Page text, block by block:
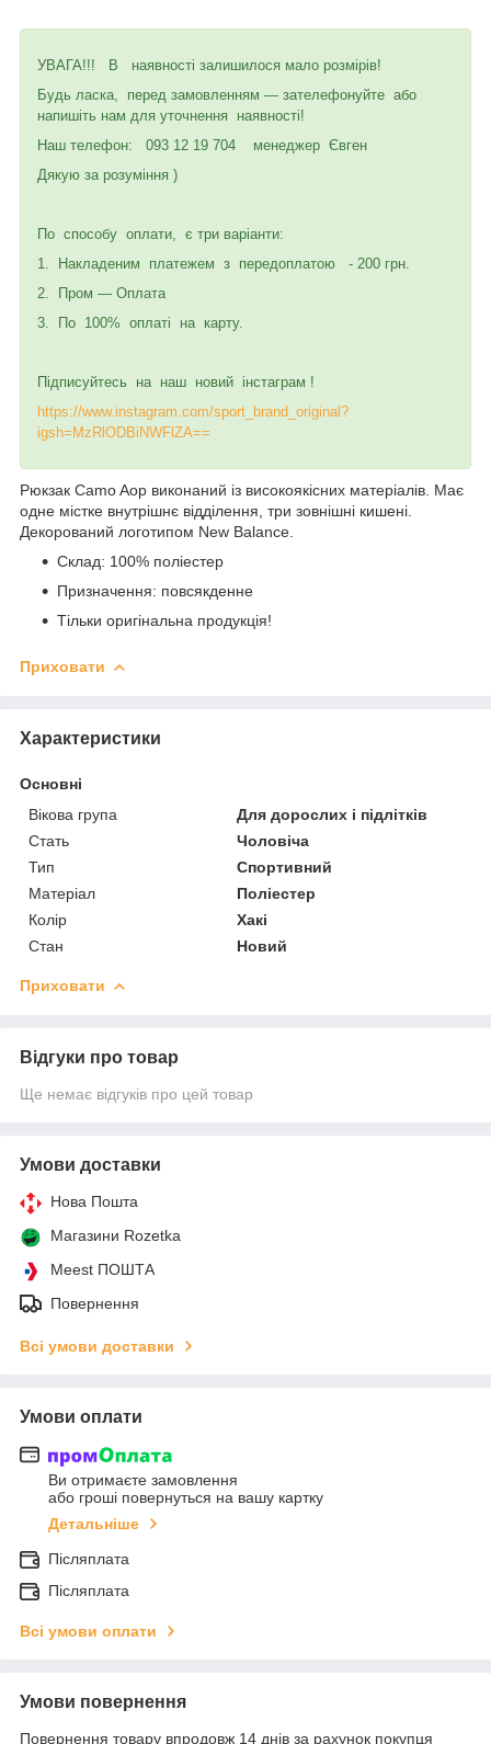
УВАГА!!! В наявності залишилося мало розмірів!
Будь ласка, перед замовленням — зателефонуйте або
напишіть нам для уточнення наявності!
Наш телефон: 093 12 19 704 менеджер Євген
Дякую за розуміння )
По способу оплати, є три варіанти:
1. Накладеним платежем з передоплатою - 200 грн.
2. Пром — Оплата
3. По 100% оплаті на карту.
Підписуйтесь на наш новий інстаграм !
https://www.instagram.com/sport_brand_original?
igsh=MzRlODBiNWFlZA==
Рюкзак Camo Aop виконаний із високоякісних матеріалів. Має
одне містке внутрішнє відділення, три зовнішні кишені.
Декорований логотипом New Balance.
Склад: 100% поліестер
Призначення: повсякденне
Тільки оригінальна продукція!
Приховати
Характеристики
Основні
Вікова група
Для дорослих і підлітків
Стать
Чоловіча
Тип
Спортивний
Матеріал
Поліестер
Колір
Хакі
Стан
Новий
Приховати
Відгуки про товар
Ще немає відгуків про цей товар
Умови доставки
Нова Пошта
Магазини Rozetka
Meest ПОШТА
Повернення
Всі умови доставки
Умови оплати
Ви отримаєте замовлення
або гроші повернуться на вашу картку
Детальніше
Післяплата
Післяплата
Всі умови оплати
Умови повернення
Повернення товару впродовж 14 днів за рахунок покупця